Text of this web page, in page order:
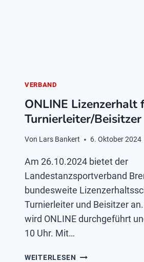
VERBAND
ONLINE Lizenzerhalt
Turnierleiter/Beisitzer
Von Lars Bankert 6. Oktober 2024
Am 26.10.2024 bietet der
Landestanzsportverband
bundesweite
Turnierleiter und Beisitzer
wird ONLINE durchgeführt
10 Uhr. Mit…
WEITERLESEN ONLINE